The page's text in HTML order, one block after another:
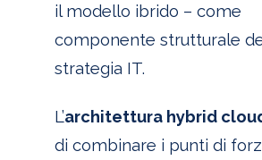
il modello ibrido – come
componente strutturale
strategia IT.
L’architettura hybrid
di combinare i punti di